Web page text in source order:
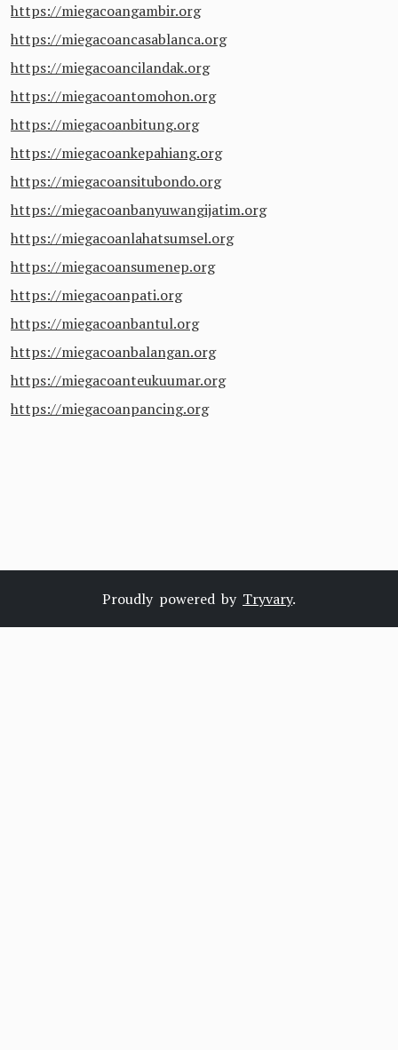
https://miegacoangambir.org
https://miegacoancasablanca.org
https://miegacoancilandak.org
https://miegacoantomohon.org
https://miegacoanbitung.org
https://miegacoankepahiang.org
https://miegacoansitubondo.org
https://miegacoanbanyuwangijatim.org
https://miegacoanlahatsumsel.org
https://miegacoansumenep.org
https://miegacoanpati.org
https://miegacoanbantul.org
https://miegacoanbalangan.org
https://miegacoanteukuumar.org
https://miegacoanpancing.org
Proudly powered by Tryvary.